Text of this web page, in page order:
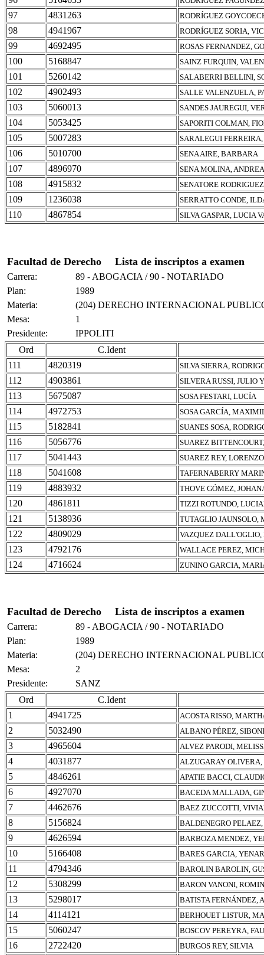
97 4831263 RODRÍGUEZ
98 4941967 RODRÍGUEZ SORIA,
99 4692495 ROSAS FERNANDEZ,
100 5168847 SAINZ FURQUIN,
101 5260142 SALABERRI BELLINI,
102 4902493 SALLE VALENZUELA,
103 5060013 SANDES JAUREGUI,
104 5053425 SAPORITI COLMAN,
105 5007283 SARALEGUI
106 5010700 SENA AIRE, BARBARA
107 4896970 SENA MOLINA,
108 4915832 SENATORE
109 1236038 SERRATTO CONDE,
110 4867854 SILVA GASPAR, LUCIA
Facultad de Derecho Lista de inscriptos a examen
Carrera:
89 - ABOGACIA / 90 - NOTARIADO
Plan:
1989
Materia:
(204) DERECHO INTERNACIONAL
Mesa:
1
Presidente:
IPPOLITI
Ord
C.Ident
111
4820319 SILVA SIERRA,
112 4903861 SILVERA RUSSI, JULIO
113 5675087 SOSA FESTARI, LUCÍA
114 4972753 SOSA GARCÍA,
115 5182841 SUANES SOSA,
116 5056776 SUAREZ
117 5041443 SUAREZ REY, LORENZO
118 5041608 TAFERNABERRY
119 4883932 THOVE GÓMEZ,
120 4861811 TIZZI ROTUNDO,
121 5138936 TUTAGLIO JAUNSOLO,
122 4809029 VAZQUEZ
123 4792176 WALLACE PEREZ,
124 4716624 ZUNINO GARCIA,
Facultad de Derecho Lista de inscriptos a examen
Carrera:
89 - ABOGACIA / 90 - NOTARIADO
Plan:
1989
Materia:
(204) DERECHO INTERNACIONAL
Mesa:
2
Presidente:
SANZ
Ord
C.Ident
1
4941725 ACOSTA RISSO,
2 5032490 ALBANO PÉREZ,
3 4965604 ALVEZ PARODI,
4 4031877 ALZUGARAY
5 4846261 APATIE BACCI,
6 4927070 BACEDA MALLADA,
7 4462676 BAEZ ZUCCOTTI,
8 5156824 BALDENEGRO
9 4626594 BARBOZA MENDEZ,
10 5166408 BARES GARCIA,
11 4794346 BAROLIN BAROLIN,
12 5308299 BARON VANONI,
13 5298017 BATISTA FERNÁNDEZ,
14 4114121 BERHOUET LISTUR,
15 5060247 BOSCOV PEREYRA,
16 2722420 BURGOS REY, SILVIA